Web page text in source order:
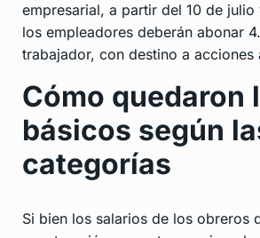
empresarial, a partir del 10 de
los empleadores deberán abonar
trabajador, con destino a acciones
Cómo quedaron
básicos según
categorías
Si bien los salarios de los obreros